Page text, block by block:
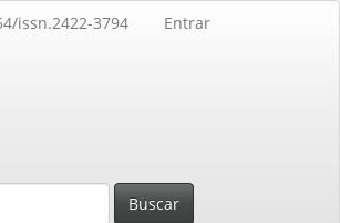
issn.2422-3794 Entrar
Buscar